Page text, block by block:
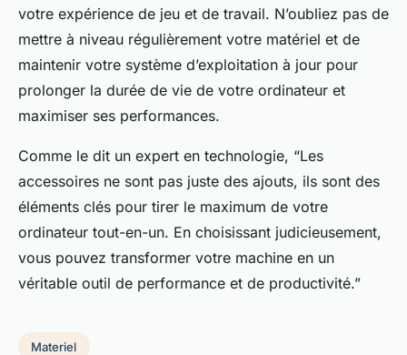
votre expérience de jeu et de travail. N’oubliez pas de
mettre à niveau régulièrement votre matériel et de
maintenir votre système d’exploitation à jour pour
prolonger la durée de vie de votre ordinateur et
maximiser ses performances.
Comme le dit un expert en technologie, “Les
accessoires ne sont pas juste des ajouts, ils sont des
éléments clés pour tirer le maximum de votre
ordinateur tout-en-un. En choisissant judicieusement,
vous pouvez transformer votre machine en un
véritable outil de performance et de productivité.”
Materiel